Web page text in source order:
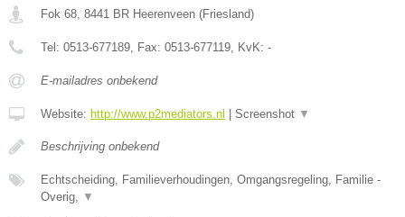
Fok 68 8441 BR Heerenveen (Friesland)
Tel: 0513-677189 , Fax: 0513-677119 , KvK: -
E-mailadres onbekend
Website: http://www.p2mediators.nl | Screenshot ▼
Beschrijving onbekend
Echtscheiding, Familieverhoudingen, Omgangsregeling, Familie -
Overig,
▼